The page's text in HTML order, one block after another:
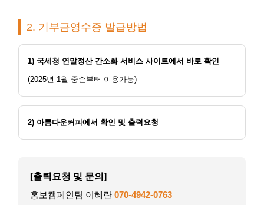
2. 기부금영수증 발급방법
1) 국세청 연말정산 간소화 서비스 사이트에서 바로 확인
(2025년 1월 중순부터 이용가능)
2) 아름다운커피에서 확인 및 출력요청
[출력요청 및 문의]
홍보캠페인팀 이혜란 070-4942-0763